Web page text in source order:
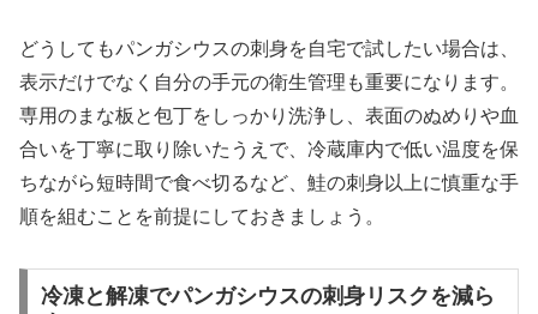
どうしてもパンガシウスの刺身を自宅で試したい場合は、
表示だけでなく自分の手元の衛生管理も重要になります。
専用のまな板と包丁をしっかり洗浄し、表面のぬめりや血
合いを丁寧に取り除いたうえで、冷蔵庫内で低い温度を保
ちながら短時間で食べ切るなど、鮭の刺身以上に慎重な手
順を組むことを前提にしておきましょう。
冷凍と解凍でパンガシウスの刺身リスクを減ら